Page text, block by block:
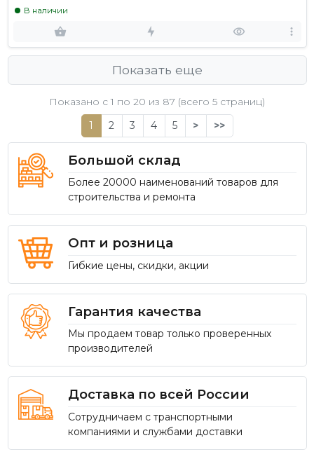
В наличии
Показать еще
Показано с 1 по 20 из 87 (всего 5 страниц)
1
2 3 4 5 > >>
Большой склад
Более 20000 наименований товаров для
строительства и ремонта
Опт и розница
Гибкие цены, скидки, акции
Гарантия качества
Мы продаем товар только проверенных
производителей
Доставка по всей России
Сотрудничаем с транспортными
компаниями и службами доставки